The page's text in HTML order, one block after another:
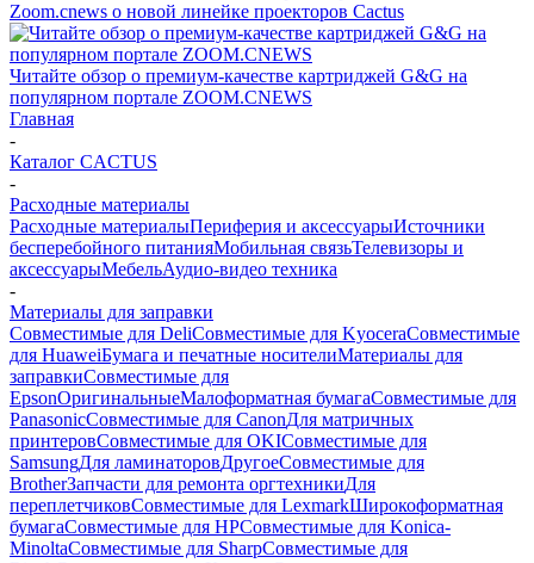
Zoom.cnews о новой линейке проекторов Cactus
Читайте обзор о премиум-качестве картриджей G&G на
популярном портале ZOOM.CNEWS
Главная
-
Каталог CACTUS
-
Расходные материалы
Расходные материалыПериферия и аксессуарыИсточники
бесперебойного питанияМобильная связьТелевизоры и
аксессуарыМебельАудио-видео техника
-
Материалы для заправки
Совместимые для DeliСовместимые для KyoceraСовместимые
для HuaweiБумага и печатные носителиМатериалы для
заправкиСовместимые для
EpsonОригинальныеМалоформатная бумагаСовместимые для
PanasonicСовместимые для CanonДля матричных
принтеровСовместимые для OKIСовместимые для
SamsungДля ламинаторовДругоеСовместимые для
BrotherЗапчасти для ремонта оргтехникиДля
переплетчиковСовместимые для LexmarkШирокоформатная
бумагаСовместимые для HPСовместимые для Konica-
MinoltaСовместимые для SharpСовместимые для